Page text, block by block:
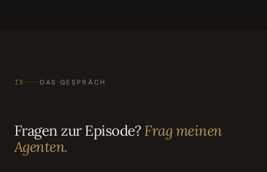
IX DAS GESPRÄCH
Fragen zur Episode?Frag meinen
Agenten.